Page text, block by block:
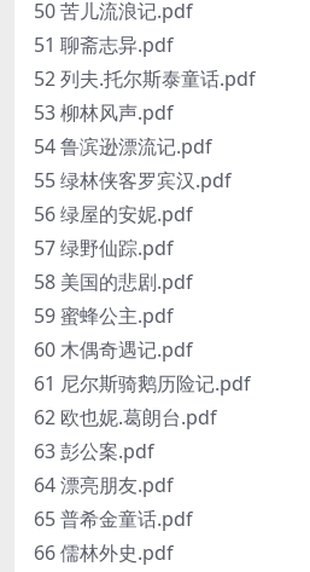
50 苦儿流浪记.pdf
51 聊斋志异.pdf
52 列夫.托尔斯泰童话.pdf
53 柳林风声.pdf
54 鲁滨逊漂流记.pdf
55 绿林侠客罗宾汉.pdf
56 绿屋的安妮.pdf
57 绿野仙踪.pdf
58 美国的悲剧.pdf
59 蜜蜂公主.pdf
60 木偶奇遇记.pdf
61 尼尔斯骑鹅历险记.pdf
62 欧也妮.葛朗台.pdf
63 彭公案.pdf
64 漂亮朋友.pdf
65 普希金童话.pdf
66 儒林外史.pdf